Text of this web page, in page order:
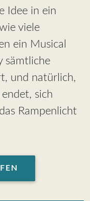
Idee in ein
viele
ein Musical
sämtliche
und natürlich,
sich
Rampenlicht